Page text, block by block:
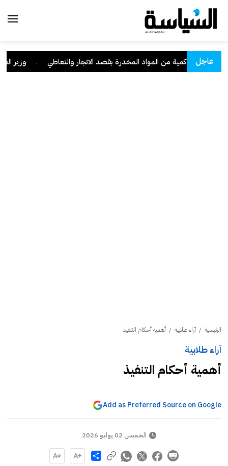
عاجلكمية من المواد المخدرة بقصد الاتجار والتعاطي وزير العدل:
الرئيسية / آراء طلابية / أهمية أحكام التنفيذ
آراء طلابية
أهمية أحكام التنفيذ
Add as Preferred Source on Google
الخميس 02 يوليو 2026
Share